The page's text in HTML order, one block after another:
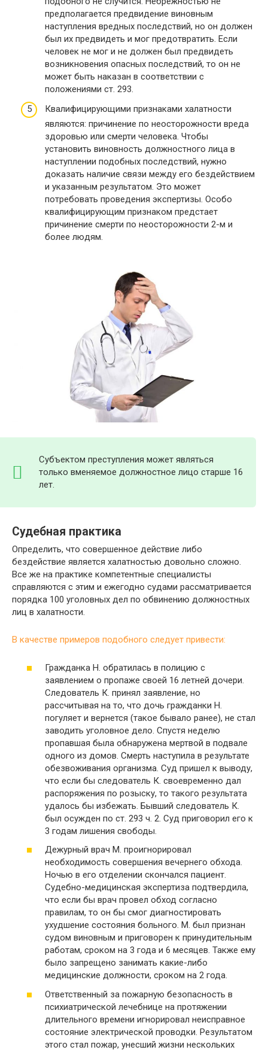
предполагается предвидение виновным
наступления вредных последствий, но он должен
был их предвидеть и мог предотвратить. Если
человек не мог и не должен был предвидеть
возникновения опасных последствий, то он не
может быть наказан в соответствии с
положениями ст. 293.
Квалифицирующими признаками халатности
являются: причинение по неосторожности вреда
здоровью или смерти человека. Чтобы
установить виновность должностного лица в
наступлении подобных последствий, нужно
доказать наличие связи между его бездействием
и указанным результатом. Это может
потребовать проведения экспертизы. Особо
квалифицирующим признаком предстает
причинение смерти по неосторожности 2-м и
более людям.
Субъектом преступления может являться
только вменяемое должностное лицо старше 16
лет.
Судебная практика
Определить, что совершенное действие либо
бездействие является халатностью довольно сложно.
Все же на практике компетентные специалисты
справляются с этим и ежегодно судами рассматривается
порядка 100 уголовных дел по обвинению должностных
лиц в халатности.
В качестве примеров подобного следует привести:
Гражданка Н. обратилась в полицию с
заявлением о пропаже своей 16 летней дочери.
Следователь К. принял заявление, но
рассчитывая на то, что дочь гражданки Н.
погуляет и вернется (такое бывало ранее), не стал
заводить уголовное дело. Спустя неделю
пропавшая была обнаружена мертвой в подвале
одного из домов. Смерть наступила в результате
обезвоживания организма. Суд пришел к выводу,
что если бы следователь К. своевременно дал
распоряжения по розыску, то такого результата
удалось бы избежать. Бывший следователь К.
был осужден по ст. 293 ч. 2. Суд приговорил его к
3 годам лишения свободы.
Дежурный врач М. проигнорировал
необходимость совершения вечернего обхода.
Ночью в его отделении скончался пациент.
Судебно-медицинская экспертиза подтвердила,
что если бы врач провел обход согласно
правилам, то он бы смог диагностировать
ухудшение состояния больного. М. был признан
судом виновным и приговорен к принудительным
работам, сроком на 3 года и 6 месяцев. Также ему
было запрещено занимать какие-либо
медицинские должности, сроком на 2 года.
Ответственный за пожарную безопасность в
психиатрической лечебнице на протяжении
длительного времени игнорировал неисправное
состояние электрической проводки. Результатом
этого стал пожар, унесший жизни нескольких